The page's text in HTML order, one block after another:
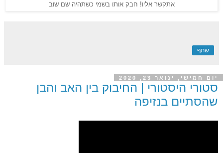
אתקשר אליו! חבק אותו בשמי כשתהיה שם שוב
שתף
יום חמישי, ינואר 23, 2020
סטורי היסטורי | החיבוק בין האב והבן
שהסתיים בנזיפה